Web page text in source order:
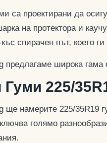
са проектирани да
на протектора и
спирачен път, което
предлагаме широка
Гуми 225/
ще намерите 225/35R19
голямо